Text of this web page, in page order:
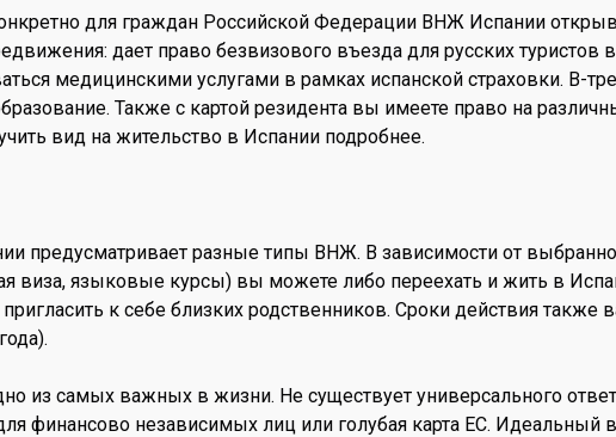
для граждан Российской Федерации ВНЖ Испании
дает право безвизового въезда для русских
медицинскими услугами в рамках испанской страховки. В-
Также с картой резидента вы имеете право на
вид на жительство в Испании подробнее.
предусматривает разные типы ВНЖ. В зависимости от
виза, языковые курсы) вы можете либо переехать и жить в
пригласить к себе близких родственников. Сроки действия
из самых важных в жизни. Не существует универсального
финансово независимых лиц или голубая карта ЕС. Идеальный